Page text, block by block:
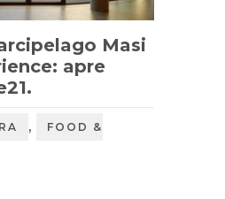
Masi
apre
,
FOOD &